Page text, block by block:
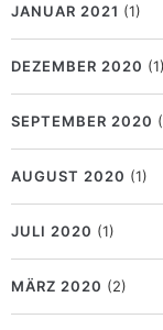
JANUAR 2021 (1)
DEZEMBER 2020 (1)
SEPTEMBER 2020
AUGUST 2020 (1)
JULI 2020 (1)
MÄRZ 2020 (2)